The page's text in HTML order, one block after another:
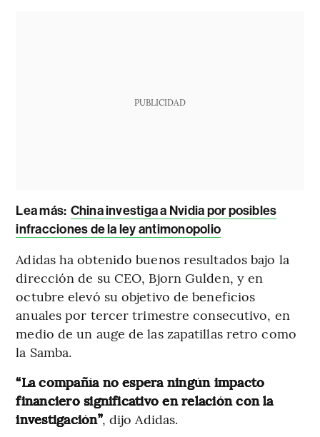
PUBLICIDAD
Lea más: China investiga a Nvidia por posibles
infracciones de la ley antimonopolio
Adidas ha obtenido buenos resultados bajo la
dirección de su CEO, Bjorn Gulden, y en
octubre elevó su objetivo de beneficios
anuales por tercer trimestre consecutivo, en
medio de un auge de las zapatillas retro como
la Samba.
“La compañía no espera ningún impacto
financiero significativo en relación con la
investigación”, dijo Adidas.